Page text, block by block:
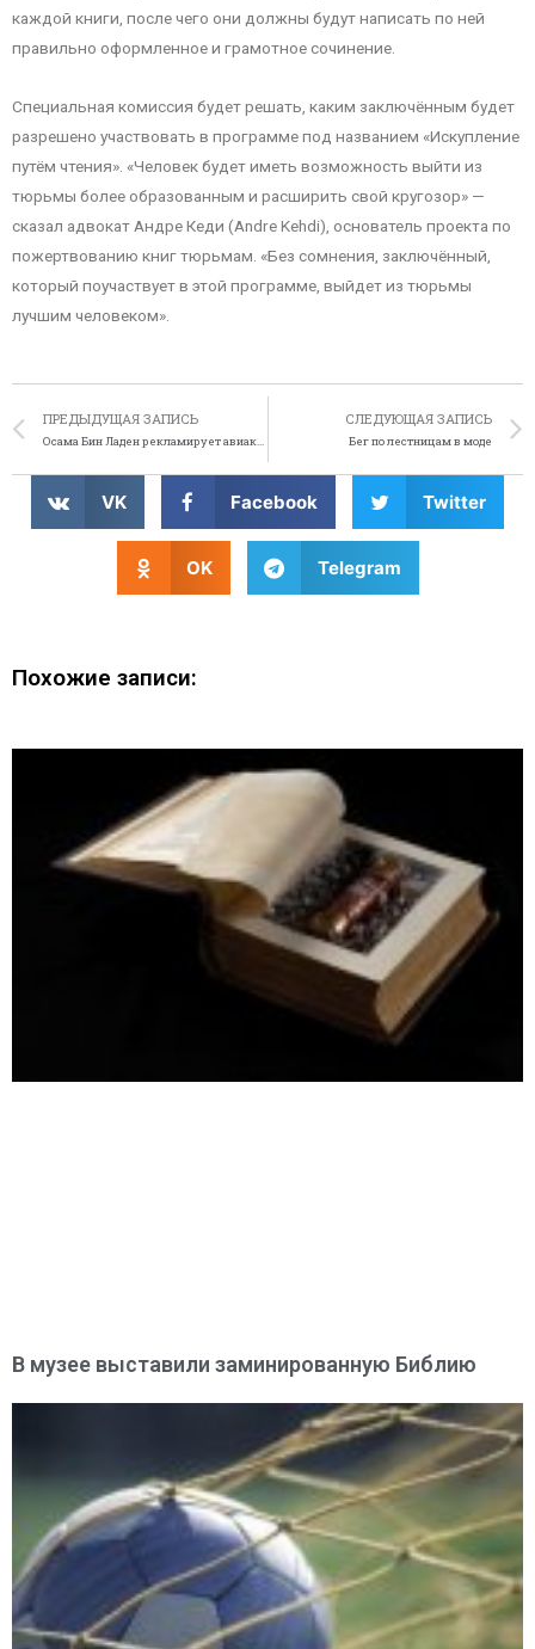
каждой книги, после чего они должны будут написать по ней
правильно оформленное и грамотное сочинение.
Специальная комиссия будет решать, каким заключённым будет
разрешено участвовать в программе под названием «Искупление
путём чтения». «Человек будет иметь возможность выйти из
тюрьмы более образованным и расширить свой кругозор» —
сказал адвокат Андре Кеди (Andre Kehdi), основатель проекта по
пожертвованию книг тюрьмам. «Без сомнения, заключённый,
который поучаствует в этой программе, выйдет из тюрьмы
лучшим человеком».
ПРЕДЫДУЩАЯ ЗАПИСЬ
Осама Бин Ладен рекламирует авиакомпанию «British Airways»
СЛЕДУЮЩАЯ ЗАПИСЬ
Бег по лестницам в моде
VK Facebook Twitter
OK Telegram
Похожие записи:
В музее выставили заминированную Библию